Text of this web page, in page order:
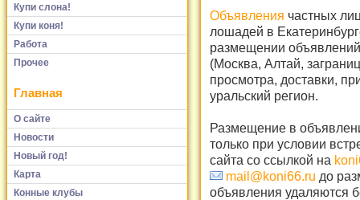
Купи слона!
Купи коня!
Работа
Прочее
Главная
О сайте
Новости
Новый год!
Карта
Конные клубы
Объявления частных
лошадей в
размещении
(Москва, Алтай,
просмотра, доставки,
уральский регион.
Размещение в
только при условии
сайта со ссылкой на
mail@koni66.ru до
объявления удаляются